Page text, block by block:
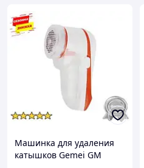
Машинка для удаления
катышков Gemei GM